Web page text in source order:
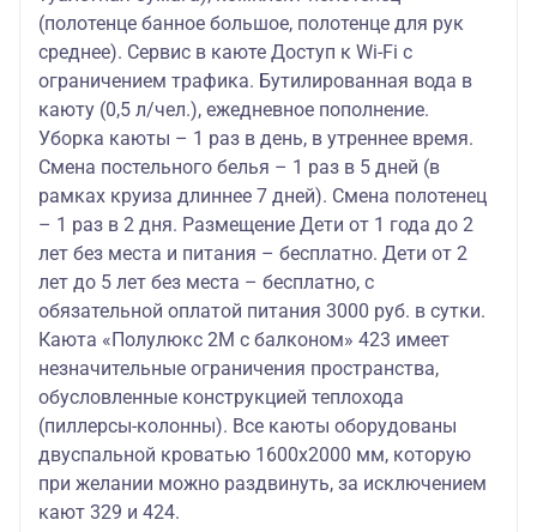
(полотенце банное большое, полотенце для рук
среднее). Сервис в каюте Доступ к Wi-Fi с
ограничением трафика. Бутилированная вода в
каюту (0,5 л/чел.), ежедневное пополнение.
Уборка каюты – 1 раз в день, в утреннее время.
Смена постельного белья – 1 раз в 5 дней (в
рамках круиза длиннее 7 дней). Смена полотенец
– 1 раз в 2 дня. Размещение Дети от 1 года до 2
лет без места и питания – бесплатно. Дети от 2
лет до 5 лет без места – бесплатно, с
обязательной оплатой питания 3000 руб. в сутки.
Каюта «Полулюкс 2М с балконом» 423 имеет
незначительные ограничения пространства,
обусловленные конструкцией теплохода
(пиллерсы-колонны). Все каюты оборудованы
двуспальной кроватью 1600х2000 мм, которую
при желании можно раздвинуть, за исключением
кают 329 и 424.